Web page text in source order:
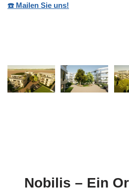
☎️ Mailen Sie uns!
Nobilis – Ein